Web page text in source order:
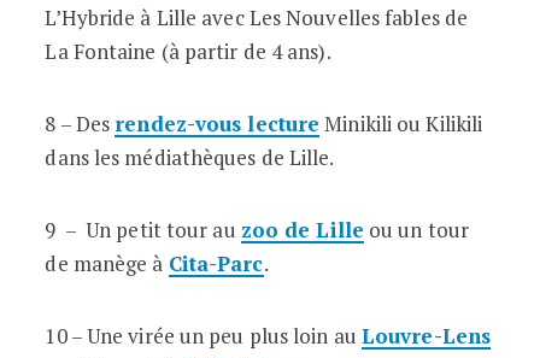
L’Hybride à Lille avec Les Nouvelles fables de
La Fontaine (à partir de 4 ans).
8 – Des rendez-vous lecture Minikili ou Kilikili
dans les médiathèques de Lille.
9 – Un petit tour au zoo de Lille ou un tour
de manège à Cita-Parc.
10 – Une virée un peu plus loin au Louvre-Lens